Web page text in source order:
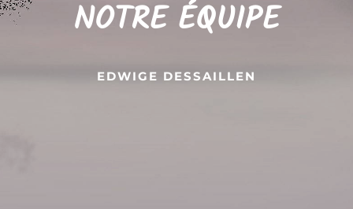
NOTRE ÉQUIPE
EDWIGE DESSAILLEN